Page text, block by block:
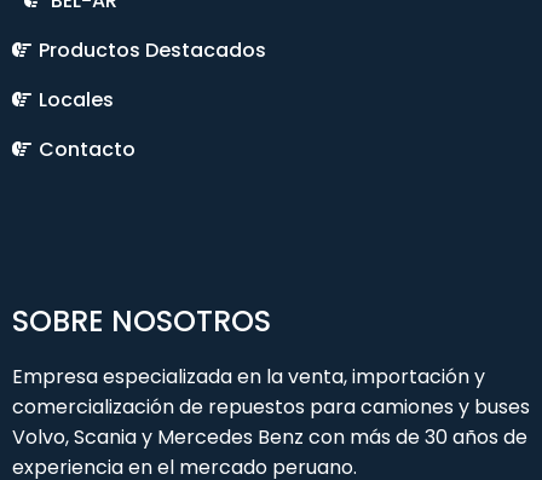
Productos Destacados
Locales
Contacto
SOBRE NOSOTROS
Empresa especializada en la venta, importación y
comercialización de repuestos para camiones y buses
Volvo, Scania y Mercedes Benz con más de 30 años de
experiencia en el mercado peruano.